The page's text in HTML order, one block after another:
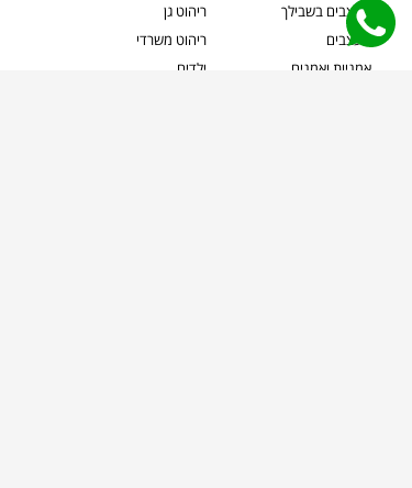
מעצבים בשבילך
מעצבים
אמניות ואמנים
ריהוט גן
ריהוט משרדי
ילדים